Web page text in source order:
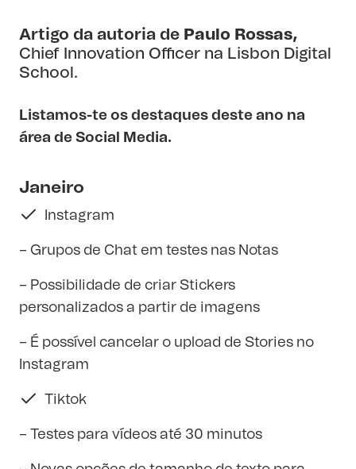
Artigo da autoria de Paulo Rossas,
Chief Innovation Officer na Lisbon Digital
School.
Listamos-te os destaques deste ano na
área de Social Media.
Janeiro
Instagram
– Grupos de Chat em testes nas Notas
– Possibilidade de criar Stickers
personalizados a partir de imagens
– É possível cancelar o upload de Stories no
Instagram
Tiktok
– Testes para vídeos até 30 minutos